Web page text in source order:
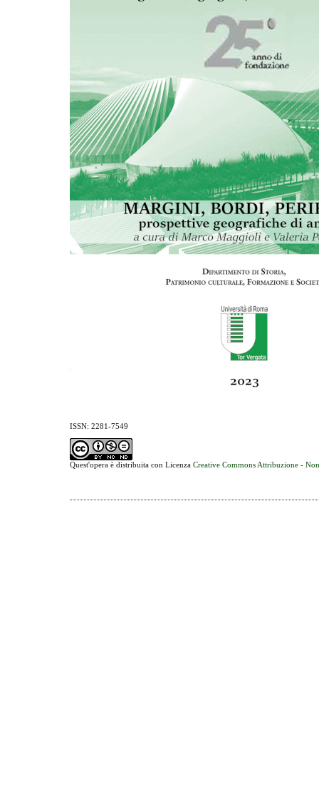
ISSN: 2281-7549
Quest'opera è distribuita con Licenza Creative Commons Attribuzione -